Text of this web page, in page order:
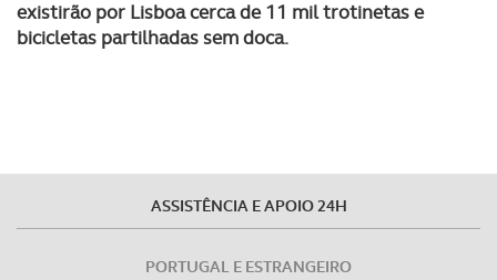
existirão por Lisboa cerca de 11 mil trotinetas e
bicicletas partilhadas sem doca.
ASSISTÊNCIA E APOIO 24H
PORTUGAL E ESTRANGEIRO